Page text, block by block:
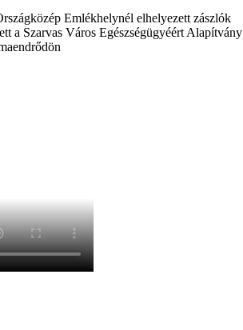
Emlékhelynél elhelyezett zászlók
a Szarvas Város Egészségügyéért Alapítvány